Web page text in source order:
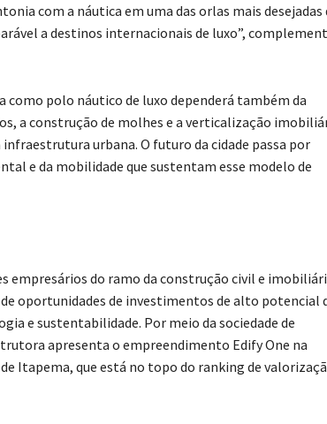
com a náutica em uma das orlas mais desejadas
a destinos internacionais de luxo”,
como polo náutico de luxo dependerá também da
a construção de molhes e a verticalização
urbana. O futuro da cidade passa por
e da mobilidade que sustentam esse modelo de
empresários do ramo da construção civil e
oportunidades de investimentos de alto potencial
e sustentabilidade. Por meio da sociedade de
apresenta o empreendimento Edify One na
Itapema, que está no topo do ranking de